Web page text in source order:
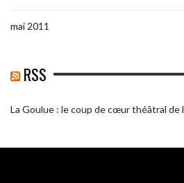
mai 2011
RSS
La Goulue : le coup de cœur théâtral de